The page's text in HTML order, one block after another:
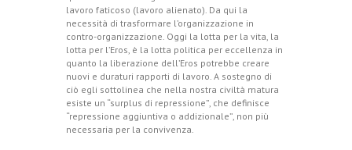
lavoro faticoso (lavoro alienato). Da qui la
necessità di trasformare l’organizzazione in
contro-organizzazione. Oggi la lotta per la vita, la
lotta per l’Eros, è la lotta politica per eccellenza in
quanto la liberazione dell’Eros potrebbe creare
nuovi e duraturi rapporti di lavoro. A sostegno di
ciò egli sottolinea che nella nostra civiltà matura
esiste un “surplus di repressione”, che definisce
“repressione aggiuntiva o addizionale”, non più
necessaria per la convivenza.